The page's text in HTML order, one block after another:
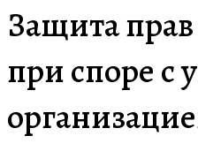
Защита
при споре с